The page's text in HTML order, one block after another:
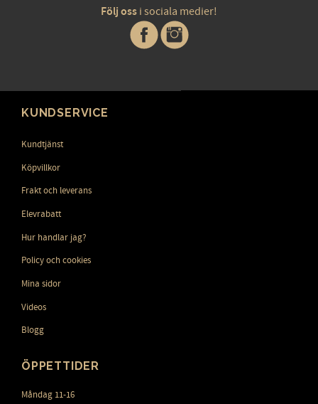
Följ oss i sociala medier!
KUNDSERVICE
Kundtjänst
Köpvillkor
Frakt och leverans
Elevrabatt
Hur handlar jag?
Policy och cookies
Mina sidor
Videos
Blogg
ÖPPETTIDER
Måndag 11-16